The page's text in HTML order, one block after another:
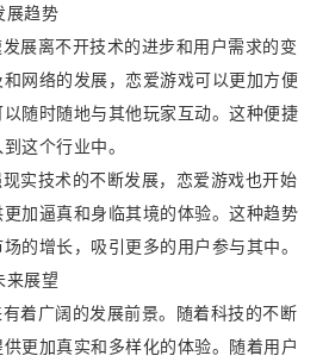
展趋势
展离不开技术的进步和用户需求的变
网络的发展，恋爱游戏可以更加方便
随时随地与其他玩家互动。这种便捷
这个行业中。
实技术的不断发展，恋爱游戏也开始
加逼真和身临其境的体验。这种趋势
的增长，吸引更多的用户参与其中。
来展望
着广阔的发展前景。随着科技的不断
更加真实和多样化的体验。随着用户